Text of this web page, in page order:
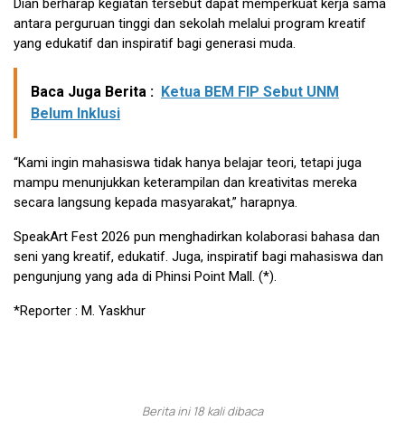
Dian berharap kegiatan tersebut dapat memperkuat kerja sama
antara perguruan tinggi dan sekolah melalui program kreatif
yang edukatif dan inspiratif bagi generasi muda.
Baca Juga Berita : Ketua BEM FIP Sebut UNM
Belum Inklusi
“Kami ingin mahasiswa tidak hanya belajar teori, tetapi juga
mampu menunjukkan keterampilan dan kreativitas mereka
secara langsung kepada masyarakat,” harapnya.
SpeakArt Fest 2026 pun menghadirkan kolaborasi bahasa dan
seni yang kreatif, edukatif. Juga, inspiratif bagi mahasiswa dan
pengunjung yang ada di Phinsi Point Mall. (*).
*Reporter : M. Yaskhur
Berita ini 18 kali dibaca